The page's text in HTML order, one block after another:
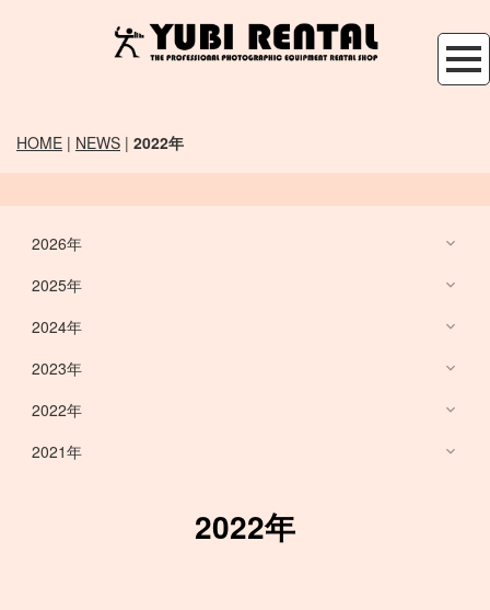
HOME | NEWS | 2022年
2026年
2025年
2024年
2023年
2022年
2021年
/SALE商品情報
2022年